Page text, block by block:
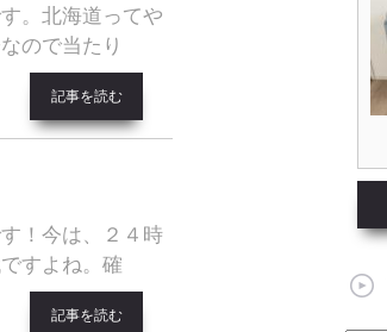
。北海道ってや
ので当たり
記事を読む
！今は、２４時
すよね。確
記事を読む